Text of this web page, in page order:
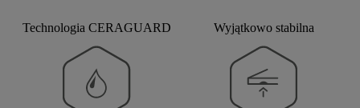
Technologia CERAGUARD Wyjątkowo stabilna